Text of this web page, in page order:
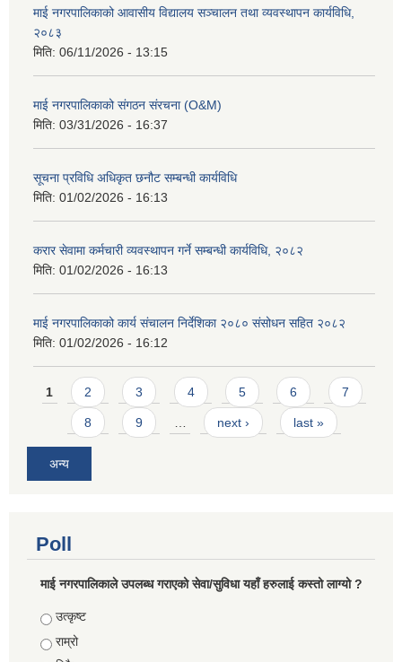
माई नगरपालिकाको आवासीय विद्यालय सञ्चालन तथा व्यवस्थापन कार्यविधि,
२०८३
मिति: 06/11/2026 - 13:15
माई नगरपालिकाको संगठन संरचना (O&M)
मिति: 03/31/2026 - 16:37
सूचना प्रविधि अधिकृत छनौट सम्बन्धी कार्यविधि
मिति: 01/02/2026 - 16:13
करार सेवामा कर्मचारी व्यवस्थापन गर्ने सम्बन्धी कार्यविधि, २०८२
मिति: 01/02/2026 - 16:13
माई नगरपालिकाको कार्य संचालन निर्देशिका २०८० संसोधन सहित २०८२
मिति: 01/02/2026 - 16:12
Pages
1 2 3 4 5 6 7
8 9 next › last »
अन्य
Poll
माई नगरपालिकाले उपलब्ध गराएको सेवा/सुविधा यहाँ हरुलाई कस्तो लाग्यो ?
Choices
उत्कृष्ट
राम्रो